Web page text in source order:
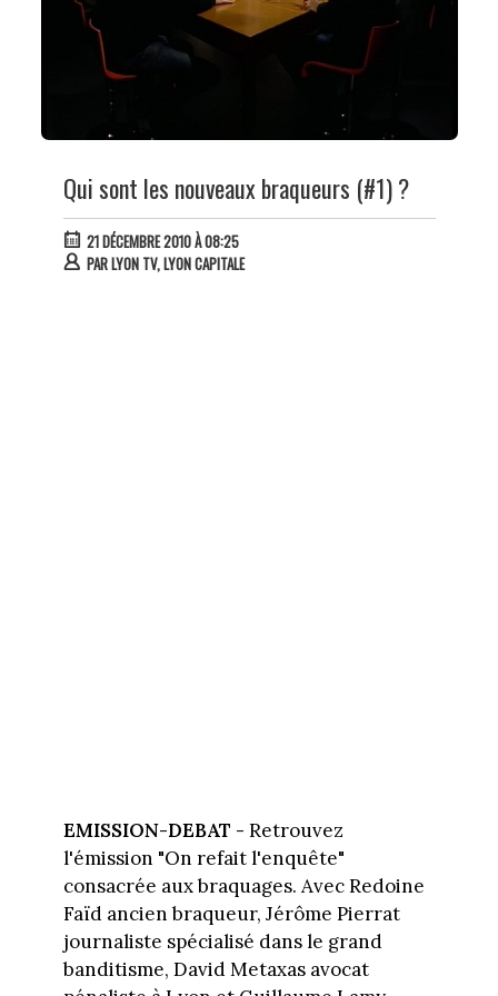
Qui sont les nouveaux braqueurs (#1) ?
21 DÉCEMBRE 2010 À 08:25
PARLYON TV, LYON CAPITALE
EMISSION-DEBAT - Retrouvez
l'émission "On refait l'enquête"
consacrée aux braquages. Avec Redoine
Faïd ancien braqueur, Jérôme Pierrat
journaliste spécialisé dans le grand
banditisme, David Metaxas avocat